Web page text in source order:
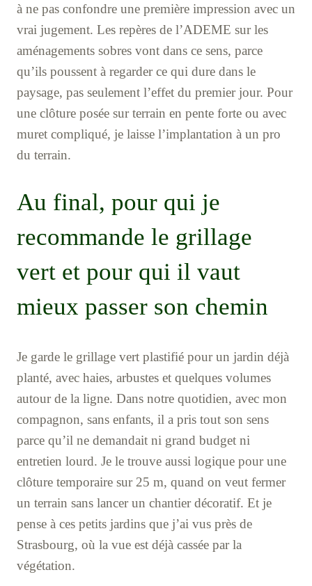
à ne pas confondre une première impression avec un
vrai jugement. Les repères de l’ADEME sur les
aménagements sobres vont dans ce sens, parce
qu’ils poussent à regarder ce qui dure dans le
paysage, pas seulement l’effet du premier jour. Pour
une clôture posée sur terrain en pente forte ou avec
muret compliqué, je laisse l’implantation à un pro
du terrain.
Au final, pour qui je
recommande le grillage
vert et pour qui il vaut
mieux passer son chemin
Je garde le grillage vert plastifié pour un jardin déjà
planté, avec haies, arbustes et quelques volumes
autour de la ligne. Dans notre quotidien, avec mon
compagnon, sans enfants, il a pris tout son sens
parce qu’il ne demandait ni grand budget ni
entretien lourd. Je le trouve aussi logique pour une
clôture temporaire sur 25 m, quand on veut fermer
un terrain sans lancer un chantier décoratif. Et je
pense à ces petits jardins que j’ai vus près de
Strasbourg, où la vue est déjà cassée par la
végétation.